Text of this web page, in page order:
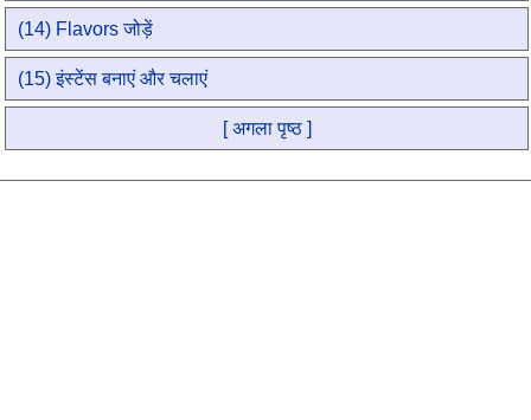
(14) Flavors जोड़ें
(15) इंस्टेंस बनाएं और चलाएं
[ अगला पृष्ठ ]